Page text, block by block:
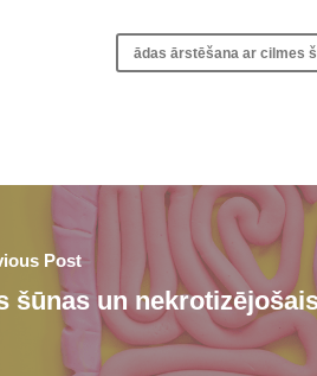
ādas ārstēšana ar cilmes
Post
šūnas un